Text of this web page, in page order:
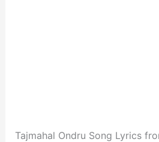
Tajmahal Ondru Song Lyrics